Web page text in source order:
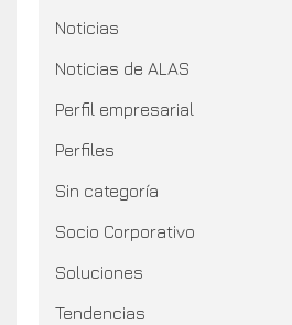
Noticias
Noticias de ALAS
Perfil empresarial
Perfiles
Sin categoría
Socio Corporativo
Soluciones
Tendencias